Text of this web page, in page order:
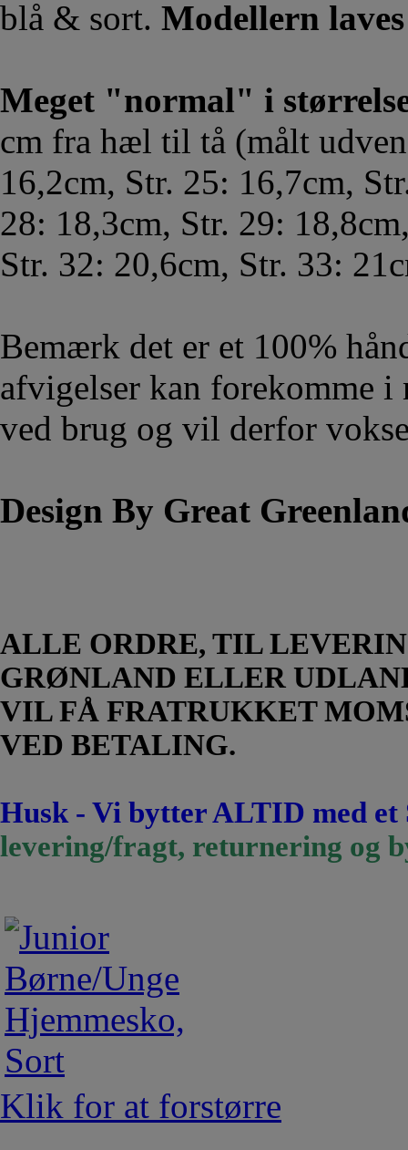
blå & sort. Modellern
Meget "normal" i
cm fra hæl til tå (målt
16,2cm, Str. 25: 16,7cm,
28: 18,3cm, Str. 29:
Str. 32: 20,6cm, Str. 33:
Bemærk det er et 100%
afvigelser kan forekomme
ved brug og vil derfor
Design By Great
ALLE ORDRE, TIL
GRØNLAND ELLER
VIL FÅ FRATRUKKET
VED BETALING.
Husk - Vi bytter ALTID med
levering/fragt, returnering og
Klik for at forstørre